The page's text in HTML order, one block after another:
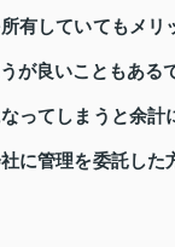
有していてもメリ
が良いこともある
ってしまうと余計
に管理を委託した